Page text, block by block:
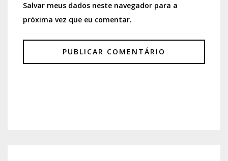
Salvar meus dados neste navegador para a
próxima vez que eu comentar.